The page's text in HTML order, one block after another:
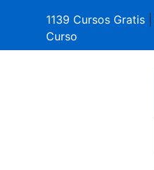
1139 Cursos Gratis
Curso